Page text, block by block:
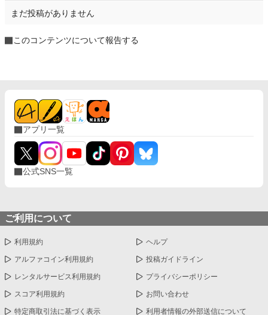
まだ投稿がありません
このコンテンツについて報告する
アプリ一覧
公式SNS一覧
ご利用について
利用規約 ヘルプ
アルファコイン利用規約 投稿ガイドライン
レンタルサービス利用規約 プライバシーポリシー
スコア利用規約 お問い合わせ
特定商取引法に基づく表示 利用者情報の外部送信について